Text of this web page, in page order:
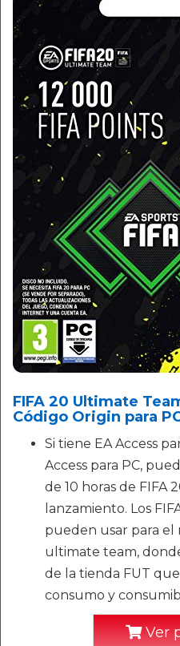
FIFA 20 Ultimate
Código Origin para
Si tiene EA Access
Access para PC,
de 10 horas de FIFA
lanzamiento. Los
pueden usar para el
ultimate team,
de la tienda FUT
consumo y
Ver